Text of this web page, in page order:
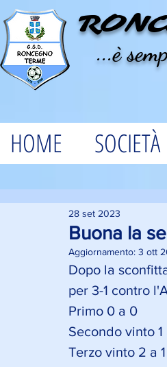
...è
HOME SOCIETÀ
Buona la
28 set 2023
Aggiornamento: 3 ott
Dopo la
per 3-1 contro
Primo 0 a 0
Secondo vinto 1
Terzo vinto 2 a 1